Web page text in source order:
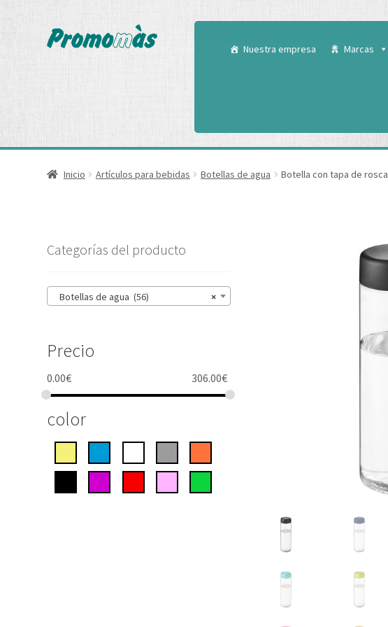
Nuestra empresa Marcas
Inicio Artículos para bebidas Botellas de agua Botella con tapa de
Categorías del producto
×
Botellas de agua (56)
Precio
0.00€ 306.00€
color